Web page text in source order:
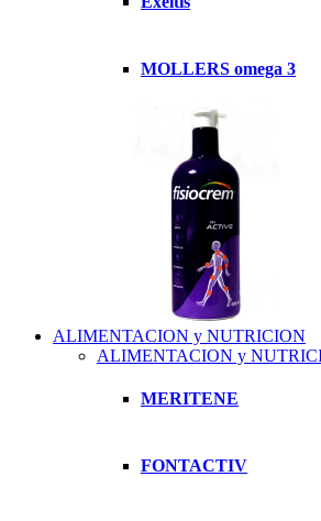
MOLLERS omega 3
ALIMENTACION y NUTRICION
ALIMENTACION y
MERITENE
FONTACTIV